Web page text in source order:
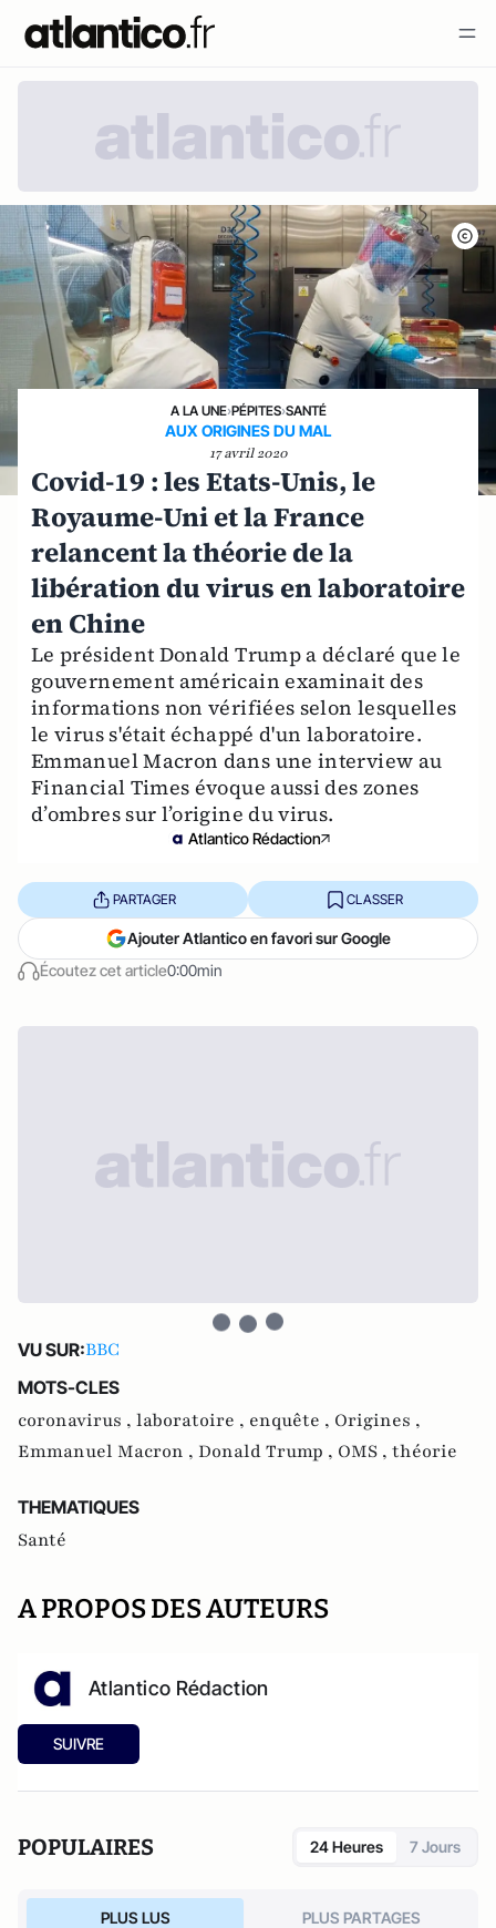
A LA UNE›PÉPITES›SANTÉ
AUX ORIGINES DU MAL
17 avril 2020
Covid-19 : les Etats-Unis, le
Royaume-Uni et la France
relancent la théorie de la
libération du virus en laboratoire
en Chine
Le président Donald Trump a déclaré que le
gouvernement américain examinait des
informations non vérifiées selon lesquelles
le virus s'était échappé d'un laboratoire.
Emmanuel Macron dans une interview au
Financial Times évoque aussi des zones
d’ombres sur l’origine du virus.
Atlantico Rédaction
Écoutez cet article0:00min
PARTAGER CLASSER
Ajouter Atlantico en favori sur Google
VU SUR:BBC
MOTS-CLES
coronavirus , laboratoire , enquête , Origines ,
Emmanuel Macron , Donald Trump , OMS , théorie
THEMATIQUES
Santé
A PROPOS DES AUTEURS
Atlantico Rédaction
SUIVRE
POPULAIRES 24 Heures 7 Jours
PLUS LUS PLUS PARTAGES